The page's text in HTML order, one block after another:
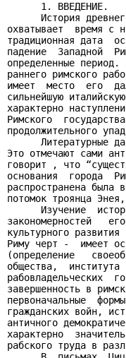
      1. ВВЕДЕНИЕ.
История
охватывает  время
традиционная дата
падение  Западной
определенные
раннего римского
имеет  место  его
сильнейшую
характерно
Римского
продолжительного
Литературные
Это отмечают сами
говорит , что
основания  города
распространена
потомок троянца
Изучение
закономерностей
культурного
Риму черт -  имеет
(определение
общества,
рабовладельческих
завершенность в
первоначальные
гражданских войн,
античного
характерно
рабского труда в